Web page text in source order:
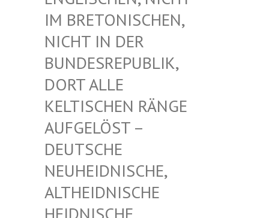
M BRETONISCHEN, N
ICHT IN DER B
UNDESREPUBLIK, D
ORT ALLE K
ELTISCHEN RÄNGE A
UFGELÖST – D
EUTSCHE N
EUHEIDNISCHE, A
LTHEIDNISCHE H
EIDNISCHE D